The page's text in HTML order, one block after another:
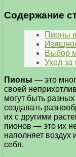
Содержание
Пионы
Выбор
Уход за
Пионы — это
своей
могут быть
создавать
их с другими
пионов — это их
наполняет воздух
себя.